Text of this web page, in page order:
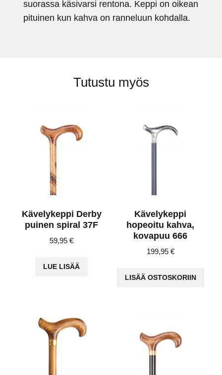
suorassa käsivarsi rentona. Keppi on oikean
pituinen kun kahva on ranneluun kohdalla.
Tutustu myös
Kävelykeppi Derby
puinen spiral 37F
59,95€
LUE LISÄÄ
Kävelykeppi
hopeoitu kahva,
kovapuu 666
199,95 €
LISÄÄ OSTOSKORIIN